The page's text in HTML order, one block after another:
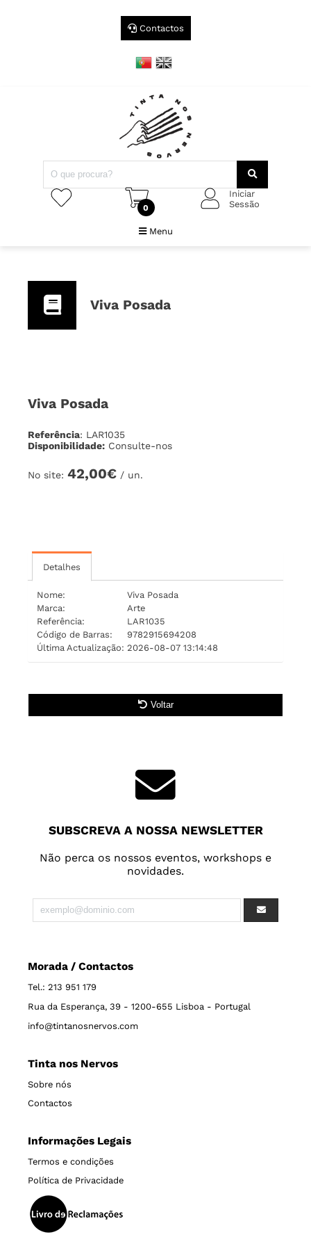
Contactos
0
Iniciar
Sessão
Menu
Viva Posada
Viva Posada
Referência: LAR1035
Disponibilidade: Consulte-nos
No site: 42,00€ / un.
Detalhes
Nome:
Viva Posada
Marca:
Arte
Referência:
LAR1035
Código de Barras:
9782915694208
Última Actualização: 2026-08-07 13:14:48
Voltar
SUBSCREVA A NOSSA NEWSLETTER
Não perca os nossos eventos, workshops e
novidades.
Morada / Contactos
Tel.: 213 951 179
Rua da Esperança, 39 - 1200-655 Lisboa - Portugal
info@tintanosnervos.com
Tinta nos Nervos
Sobre nós
Contactos
Informações Legais
Termos e condições
Política de Privacidade